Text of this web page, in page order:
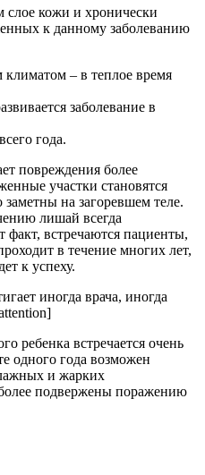
слое кожи и хронически
к данному заболеванию
климатом – в теплое время
заболевание в
года.
повреждения более
участки становятся
на загоревшем теле.
лишай всегда
факт, встречаются пациенты,
в течение многих лет,
к успеху.
иногда врача, иногда
ребенка встречается очень
одного года возможен
и жарких
подвержены поражению